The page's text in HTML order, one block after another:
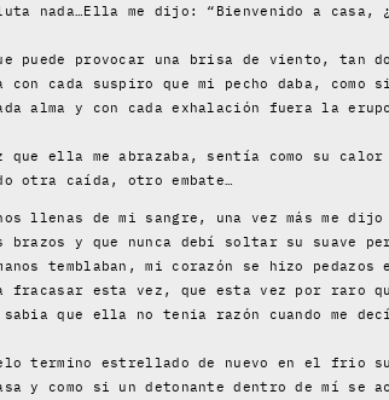
nada…Ella me dijo: “Bienvenido a
puede provocar una brisa de viento, tan
con cada suspiro que mi pecho daba, como
alma y con cada exhalación fuera la
ella me abrazaba, sentía como su calor
otra caída, otro embate…
llenas de mi sangre, una vez más me dijo
brazos y que nunca debí soltar su suave
temblaban, mi corazón se hizo pedazos
fracasar esta vez, que esta vez por raro
que ella no tenia razón cuando me
termino estrellado de nuevo en el frio
y como si un detonante dentro de mí se